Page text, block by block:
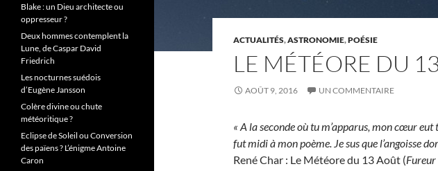
ACTUALITÉS,ASTRONOMIE,POÉSIE
LE MÉTÉORE DU
AOÛT 9, 2016 UN COMMENTAIRE
« A la seconde où tu m’apparus, mon cœur
fut midi à mon poème. Je sus que l’angoisse
René Char : Le Météore du 13 Août (
Blake : un Dieu architecte ou
oppresseur ?
Deux hommes contemplent la
Lune, de Caspar David
Friedrich
Les nocturnes suédois
d’Eugène Jansson
Colère divine ou chute
météoritique ?
Eclipse de Soleil ou Conversion
des païens ? L’énigme Antoine
Caron